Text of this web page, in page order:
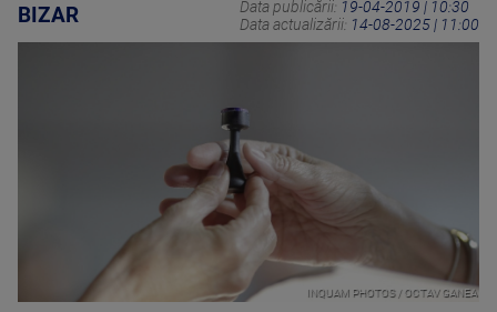
BIZAR Data publicării: 19-04-2019 | 10:30
Data actualizării: 14-08-2025 | 11:00
INQUAM PHOTOS / OCTAV GANEA